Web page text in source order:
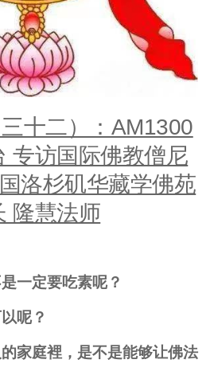
十二）：AM1300
专访国际佛教僧尼
洛杉矶华藏学佛苑
隆慧法师
一定要吃素呢？
呢？
家庭裡，是不是能够让佛法